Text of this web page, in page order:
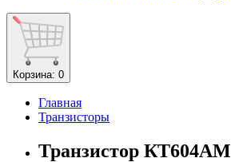
Корзина: 0
Главная
Транзисторы
Транзистор КТ604АМ